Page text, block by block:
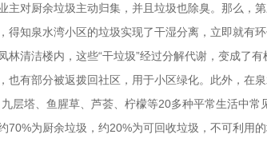
对厨余垃圾主动归集，并且垃圾也除臭。那么，第
知泉水湾小区的垃圾实现了干湿分离，立即就有环
清洁楼内，这些“干垃圾”经过分解代谢，变成了有
有部分被返拨回社区，用于小区绿化。此外，在
层塔、鱼腥草、芦荟、柠檬等20多种平常生活中
为厨余垃圾，约20%为可回收垃圾，不可利用